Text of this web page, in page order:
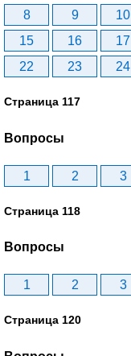
8 9 10
15
16 17
22
23 24
Страница 117
Вопросы
1 2 3
Страница 118
Вопросы
1 2 3
Страница 120